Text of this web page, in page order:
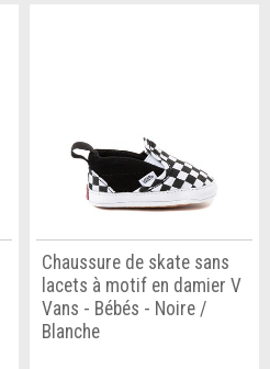
Chaussure de skate sans
lacets à motif en damier V
Vans - Bébés - Noire /
Blanche